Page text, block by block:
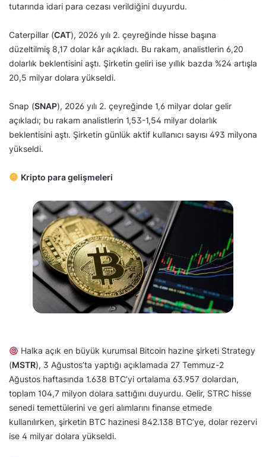
tutarında idari para cezası verildiğini duyurdu.
Caterpillar (CAT), 2026 yılı 2. çeyreğinde hisse başına
düzeltilmiş 8,17 dolar kâr açıkladı. Bu rakam, analistlerin 6,20
dolarlık beklentisini aştı. Şirketin geliri ise yıllık bazda %24 artışla
20,5 milyar dolara yükseldi.
Snap (SNAP), 2026 yılı 2. çeyreğinde 1,6 milyar dolar gelir
açıkladı; bu rakam analistlerin 1,53-1,54 milyar dolarlık
beklentisini aştı. Şirketin günlük aktif kullanıcı sayısı 493 milyona
yükseldi.
Kripto para gelişmeleri
Halka açık en büyük kurumsal Bitcoin hazine şirketi Strategy
(MSTR), 3 Ağustos’ta yaptığı açıklamada 27 Temmuz-2
Ağustos haftasında 1.638 BTC’yi ortalama 63.957 dolardan,
toplam 104,7 milyon dolara sattığını duyurdu. Gelir, STRC hisse
senedi temettülerini ve geri alımlarını finanse etmede
kullanılırken, şirketin BTC hazinesi 842.138 BTC’ye, dolar rezervi
ise 4 milyar dolara yükseldi.